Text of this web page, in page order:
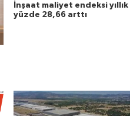
İnşaat maliyet endeksi yıllık
yüzde 28,66 arttı